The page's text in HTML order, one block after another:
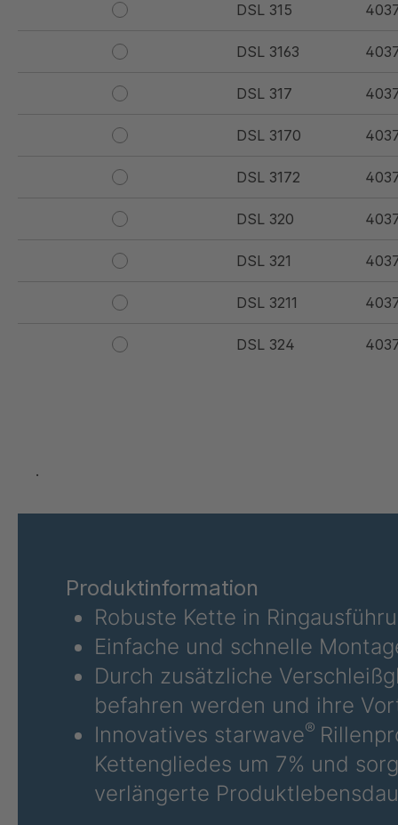
DSL 315
DSL 3163
DSL 317
DSL 3170
DSL 3172
DSL 320
DSL 321
DSL 3211
DSL 324
DSL 326
DSL 329
DSL 334
DSL 3340
DSL 3371
DSL 338
.
Produktinformation
Robuste Kette in
Einfache und schnelle
Durch zusätzliche
befahren werden und ihre
Innovatives starwave®
Kettengliedes um 7% und
verlängerte